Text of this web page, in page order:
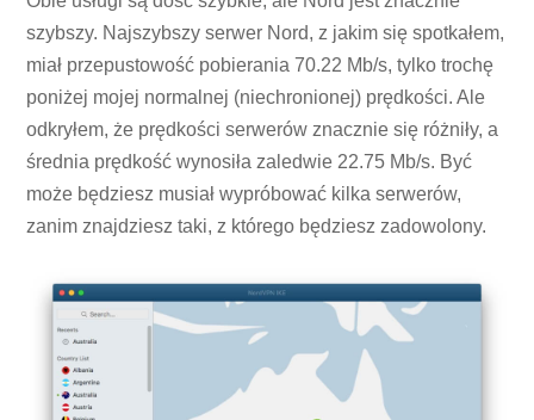
szybszy. Najszybszy serwer Nord, z jakim się spotkałem,
miał przepustowość pobierania 70.22 Mb/s, tylko trochę
poniżej mojej normalnej (niechronionej) prędkości. Ale
odkryłem, że prędkości serwerów znacznie się różniły, a
średnia prędkość wynosiła zaledwie 22.75 Mb/s. Być
może będziesz musiał wypróbować kilka serwerów,
zanim znajdziesz taki, z którego będziesz zadowolony.